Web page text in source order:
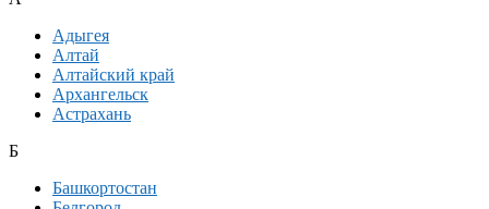
Адыгея
Алтай
Алтайский край
Архангельск
Астрахань
Б
Башкортостан